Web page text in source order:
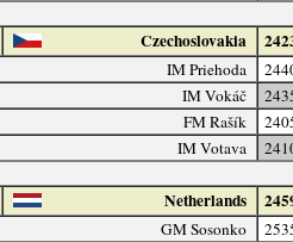
Czechoslovakia
IM Priehoda
IM Vokáč
FM Rašík
IM Votava
Netherlands
GM Sosonko